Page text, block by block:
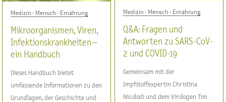
Medizin - Mensch - Ernährung
Q&A: Fragen und
Antworten zu SARS-CoV-
2 und COVID-19
Gemeinsam mit der
Impfstoffexpertin Christina
Nicolodi und dem Virologen Tim
Medizin - Mensch - Ernährung
Mikroorganismen, Viren,
Infektionskrankheiten –
ein Handbuch
Dieses Handbuch bietet
umfassende Informationen zu den
Grundlagen, der Geschichte und